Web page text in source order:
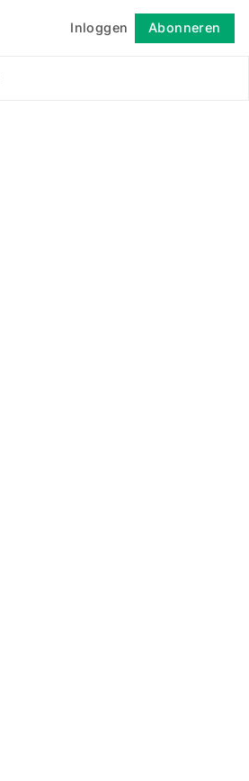
Inloggen Abonneren